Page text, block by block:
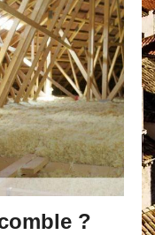
pour
toit